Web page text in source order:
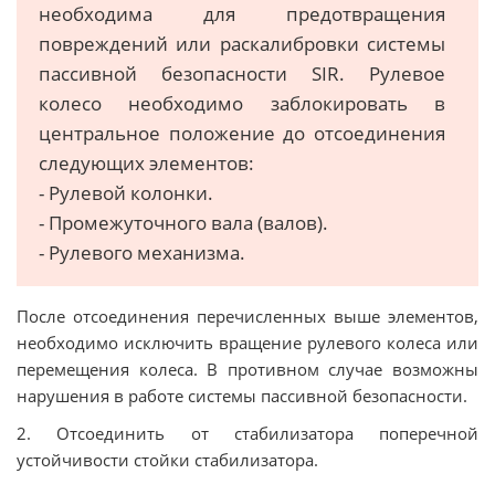
необходима для предотвращения
повреждений или раскалибровки системы
пассивной безопасности SIR. Рулевое
колесо необходимо заблокировать в
центральное положение до отсоединения
следующих элементов:
- Рулевой колонки.
- Промежуточного вала (валов).
- Рулевого механизма.
После отсоединения перечисленных выше элементов,
необходимо исключить вращение рулевого колеса или
перемещения колеса. В противном случае возможны
нарушения в работе системы пассивной безопасности.
2. Отсоединить от стабилизатора поперечной
устойчивости стойки стабилизатора.